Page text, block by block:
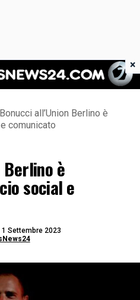
News 24
Bonucci all’Union Berlino è
comunicato
Berlino è
social e
1 Settembre 2023
×